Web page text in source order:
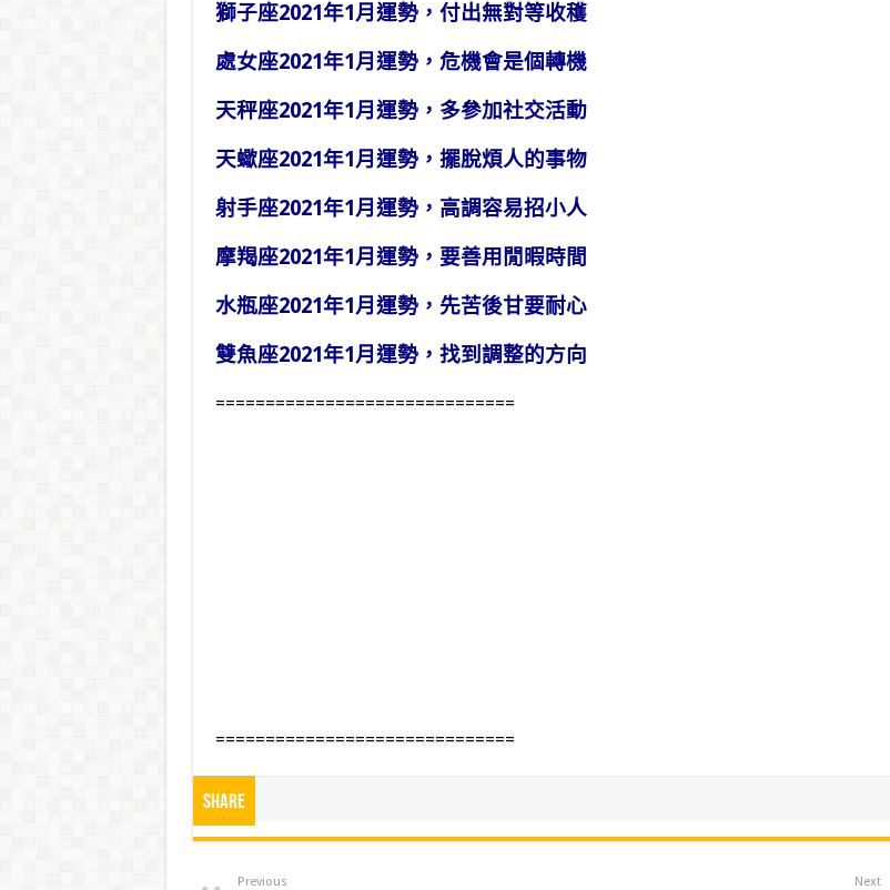
獅子座2021年1月運勢，付出無對等收穫
處女座2021年1月運勢，危機會是個轉機
天秤座2021年1月運勢，多參加社交活動
天蠍座2021年1月運勢，擺脫煩人的事物
射手座2021年1月運勢，高調容易招小人
摩羯座2021年1月運勢，要善用閒暇時間
水瓶座2021年1月運勢，先苦後甘要耐心
雙魚座2021年1月運勢，找到調整的方向
==============================
==============================
Share
Previous Next